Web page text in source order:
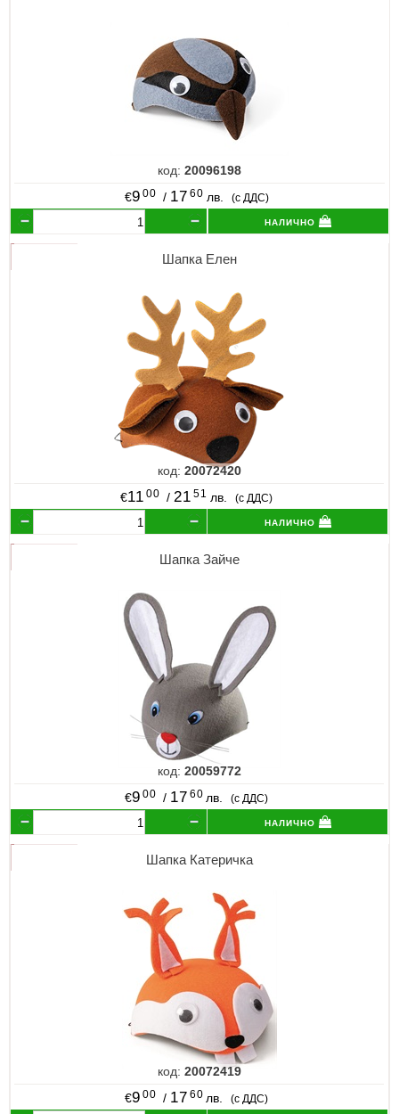
код: 20096198
€9 00 / 17 60 лв. (с ДДС)
налично
Шапка Елен
код: 20072420
€11 00 /21 51 лв. (с ДДС)
налично
Шапка Зайче
код: 20059772
€9 00 / 17 60 лв. (с ДДС)
налично
Шапка Катеричка
код: 20072419
€9 00 / 17 60 лв. (с ДДС)